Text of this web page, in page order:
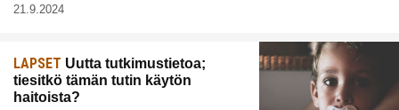
21.9.2024
LAPSET Uutta tutkimustietoa;
tiesitkö tämän tutin käytön
haitoista?